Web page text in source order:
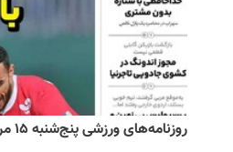
روزنامه‌های ورزشی پنج‌شنبه ۱۵ مرداد ۱۴۰۵